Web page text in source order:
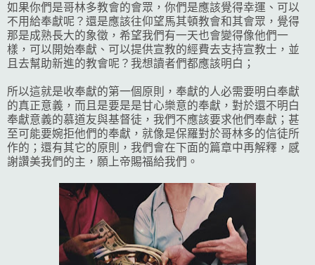
如果你們是哥林多教會的會眾，你們是應該覺得幸運、可以
不用給奉獻呢？還是應該往仰望馬其頓教會和其會眾，覺得
那是成熟長大的象徵，希望我們有一天也會變得像他們一
樣，可以開始奉獻、可以提供宣教的經費去支持宣教士，並
且去幫助新進的教會呢？我想讀者們都應該明白；
所以這就是收奉獻的第一個原則，奉獻的人必需要明白奉獻
的真正意義，而且是要是是甘心樂意的奉獻，對於還不明白
奉獻意義的慕道友與基督徒，我們不應該要求他們奉獻；甚
至可能要婉拒他們的奉獻，就像是保羅對於哥林多的信徒所
作的；還有其它的原則，我們會在下面的篇章中再解釋，感
謝讚美我們的主，願上帝賜福給我們。